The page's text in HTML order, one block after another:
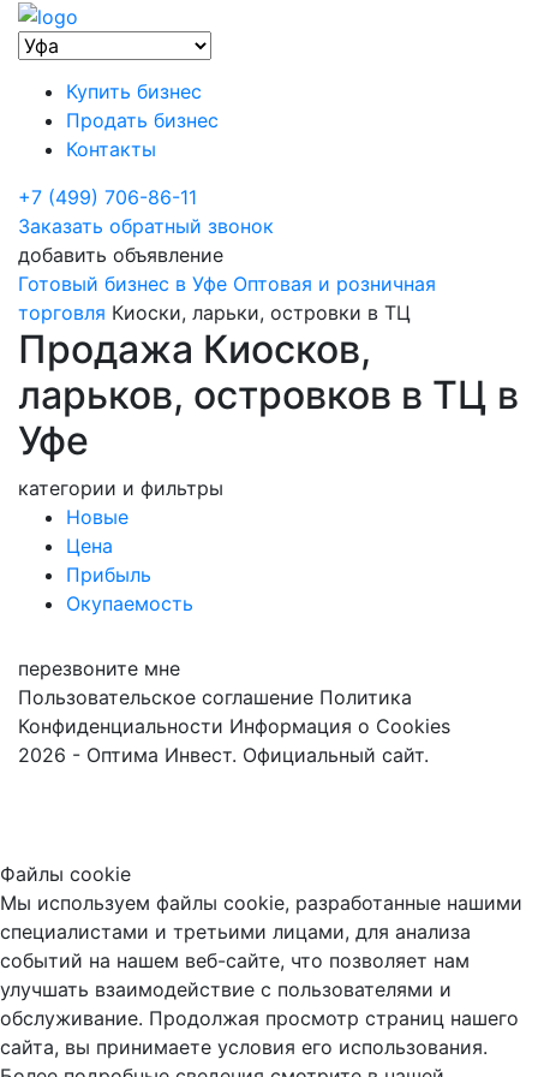
Купить бизнес
Продать бизнес
Контакты
+7 (499) 706-86-11
Заказать обратный звонок
добавить объявление
Готовый бизнес в Уфе Оптовая и розничная
торговля Киоски, ларьки, островки в ТЦ
Продажа Киосков,
ларьков, островков в ТЦ в
Уфе
категории и фильтры
Новые
Цена
Прибыль
Окупаемость
перезвоните мне
Пользовательское соглашение Политика
Конфиденциальности Информация о Cookies
2026 - Оптима Инвест. Официальный сайт.
Файлы cookie
Мы используем файлы cookie, разработанные нашими
специалистами и третьими лицами, для анализа
событий на нашем веб-сайте, что позволяет нам
улучшать взаимодействие с пользователями и
обслуживание. Продолжая просмотр страниц нашего
сайта, вы принимаете условия его использования.